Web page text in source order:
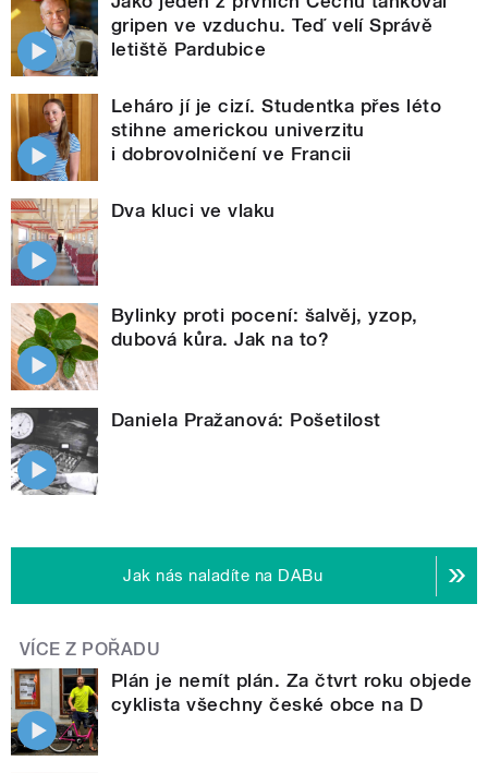
gripen ve vzduchu. Teď velí Správě
letiště Pardubice
Leháro jí je cizí. Studentka přes léto
stihne americkou univerzitu
i dobrovolničení ve Francii
Dva kluci ve vlaku
Bylinky proti pocení: šalvěj, yzop,
dubová kůra. Jak na to?
Daniela Pražanová: Pošetilost
Jak nás naladíte na DABu
VÍCE Z POŘADU
Plán je nemít plán. Za čtvrt roku objede
cyklista všechny české obce na D